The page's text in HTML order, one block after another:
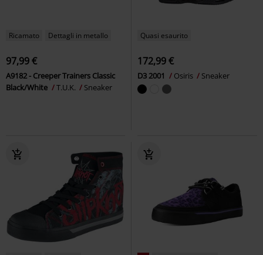
Ricamato Dettagli in metallo
97,99 €
A9182 - Creeper Trainers Classic
Black/White
T.U.K. Sneaker
Quasi esaurito
172,99 €
D3 2001 Osiris Sneaker